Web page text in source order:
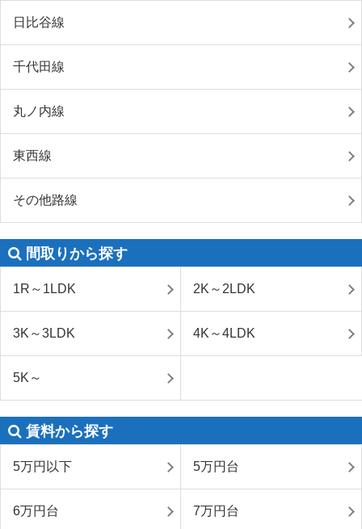
日比谷線
千代田線
丸ノ内線
東西線
その他路線
間取りから探す
1R～1LDK 2K～2LDK
3K～3LDK 4K～4LDK
5K～
賃料から探す
5万円以下 5万円台
6万円台 7万円台